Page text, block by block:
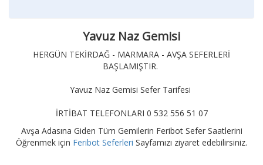
Yavuz Naz Gemisi
HERGÜN TEKİRDAĞ - MARMARA - AVŞA SEFERLERİ
BAŞLAMIŞTIR.
Yavuz Naz Gemisi Sefer Tarifesi
İRTİBAT TELEFONLARI 0 532 556 51 07
Avşa Adasına Giden Tüm Gemilerin Feribot Sefer Saatlerini
Öğrenmek için Feribot Seferleri Sayfamızı ziyaret edebilirsiniz.